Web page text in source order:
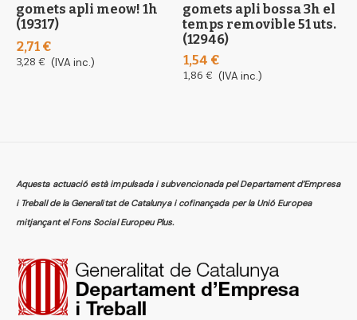
gomets apli meow! 1h
(19317)
2,71 €
3,28 € (IVA inc.)
gomets apli bossa 3h el
temps removible 51 uts.
(12946)
1,54 €
1,86 € (IVA inc.)
Aquesta actuació està impulsada i subvencionada pel Departament d’Empresa
i Treball de la Generalitat de Catalunya i cofinançada per la Unió Europea
mitjançant el Fons Social Europeu Plus.